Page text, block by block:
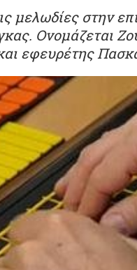
μελωδίες στην
Ονομάζεται
εφευρέτης